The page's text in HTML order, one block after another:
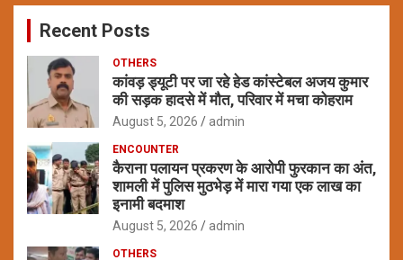
c
Recent Posts
OTHERS
कांवड़ ड्यूटी पर जा रहे हेड कांस्टेबल अजय कुमार
की सड़क हादसे में मौत, परिवार में मचा कोहराम
August 5, 2026 admin
ENCOUNTER
कैराना पलायन प्रकरण के आरोपी फुरकान का अंत,
शामली में पुलिस मुठभेड़ में मारा गया एक लाख का
इनामी बदमाश
August 5, 2026 admin
OTHERS